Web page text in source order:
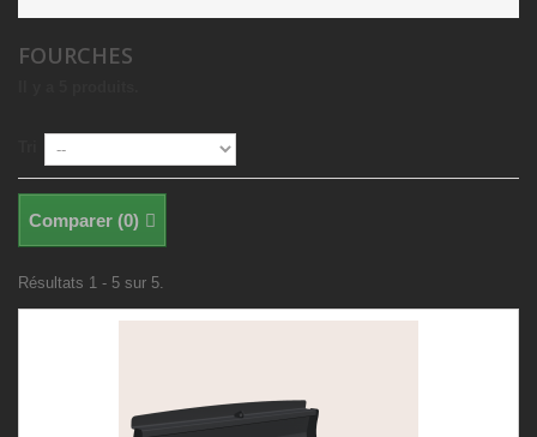
FOURCHES
Comparer (0)
Résultats 1 - 5 sur 5.